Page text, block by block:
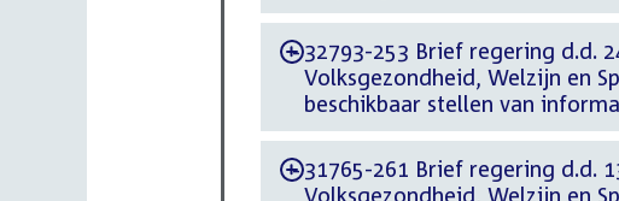
-32793-253 Brief regering d.d.
Volksgezondheid, Welzijn en
beschikbaar stellen van
-31765-261 Brief regering d.d.
Volksgezondheid, Welzijn en